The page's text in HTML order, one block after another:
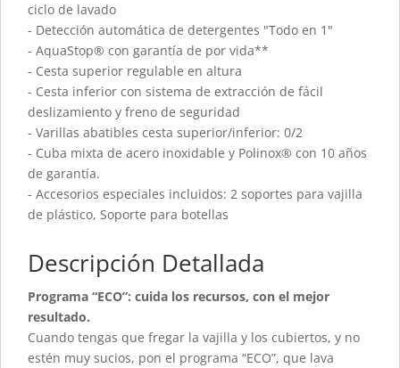
ciclo de lavado
- Detección automática de detergentes "Todo en 1"
- AquaStop® con garantía de por vida**
- Cesta superior regulable en altura
- Cesta inferior con sistema de extracción de fácil
deslizamiento y freno de seguridad
- Varillas abatibles cesta superior/inferior: 0/2
- Cuba mixta de acero inoxidable y Polinox® con 10 años
de garantía.
- Accesorios especiales incluidos: 2 soportes para vajilla
de plástico, Soporte para botellas
Descripción Detallada
Programa “ECO”: cuida los recursos, con el mejor
resultado.
Cuando tengas que fregar la vajilla y los cubiertos, y no
estén muy sucios, pon el programa “ECO”, que lava